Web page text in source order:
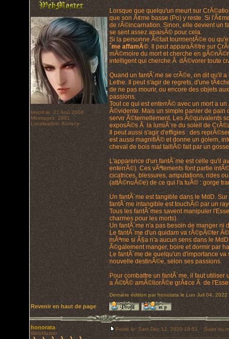
Inscrit le: 21 Aoû 2006
Messages: 2981
Localisation: Annecy
Lorsque que quelqu'un meurt sur
que son Ã¢me basse (Po) y reste. Si
de rÃ©incarnation. Sinon, elle devient un
se sent assez apaisÃ© pour cela.
Si la personne Ã©tait tourmentÃ©e ou
´me affamÃ©. Il peut apparaÃ®tre sur
mÃ©moire du mort et cherche en
intelligent qui cherche Ã dÃ©vorer toute
Quand un fantÃ´me se crÃ©e, on dit qu'il
Lethe. Il peut s'agir de regrets, d'une
de ne pas mourir, ou encore des objets
passions.
Tout ce qui est enterrÃ© avec un mort a
Ã©vidente. Mais un simple panier de pain
servir Ã©ternellement. Les Ã©quivalents
exposÃ©s Ã la lumiÃ¨re du soleil de
Il peut aussi s'agir d'effigies : des
est aussi magnifiÃ© et donne un golem,
cheval de bois mal taillÃ© fait par un
L'apparence d'un fantÃ´me est celle qu'il
enterrÃ©). Ces vÃªtements font partie
cicatrices, blessures, amputations, rides
(attÃ©nuÃ©e) de ce qui l'a tuÃ© : gorge
Un fantÃ´me est tangible dans le MdD.
fantÃ´me intangible est touchÃ© par un
Tous les fantÃ´mes savent manipuler
charmes pour les morts).
Un fantÃ´me n'a pas besoin de manger ni
Le fantÃ´me d'un quidam va rÃ©pÃ©ter
mÃªme si Ã§a n'a aucun sens dans le
Ã©galement manger, boire et dormir par
Le fantÃ´me de quelqu'un d'importance
nouvelle destinÃ©e, selon ses passions.
Pour combattre un fantÃ´me, il faut
a Ã©tÃ© amÃ©liorÃ©e grÃ¢ce Ã de
Dernière édition par honorata le Lun Juil 04,
Revenir en haut de page
honorata
WebMaster
Posté le: Sam Déc 12, 2020 19:51 Sujet du